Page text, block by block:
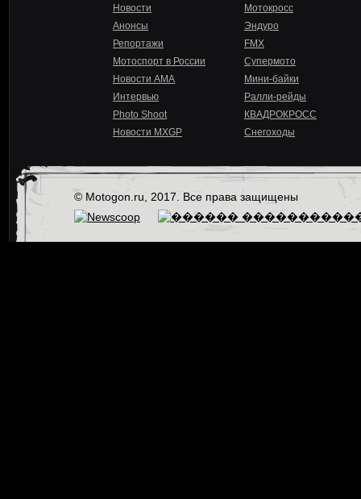
Новости
Анонсы
Репортажи
Мотоспорт в России
Новости AMA
Интервью
Photo Shoot
Новости MXGP
Мотокросс
Эндуро
FMX
Супермото
Мини-байки
Ралли-рейды
КВАДРОКРОСС
Снегоходы
© Motogon.ru, 2017. Все права защищены